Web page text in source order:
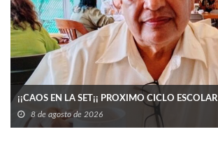
¡¡CAOS EN LA SET¡¡ PROXIMO CICLO ESCOLAR
8 de agosto de 2026